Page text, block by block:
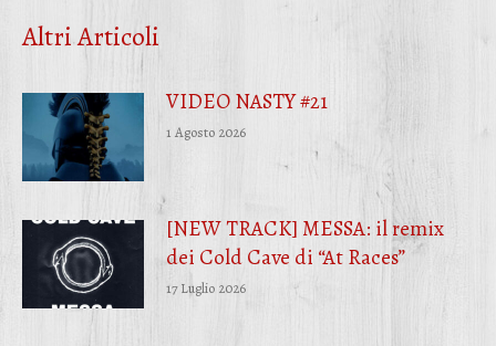
Twitter
WhatsApp
Altri Articoli
VIDEO NASTY #21
1 Agosto 2026
[NEW TRACK] MESSA: il remix
dei Cold Cave di “At Races”
17 Luglio 2026